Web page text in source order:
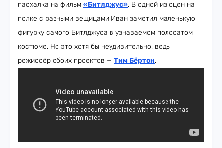
пасхалка на фильм «Битлджус». В одной из сцен на
полке с разными вещицами Иван заметил маленькую
фигурку самого Битлджуса в узнаваемом полосатом
костюме. Но это хотя бы неудивительно, ведь
режиссёр обоих проектов — Тим Бёртон.